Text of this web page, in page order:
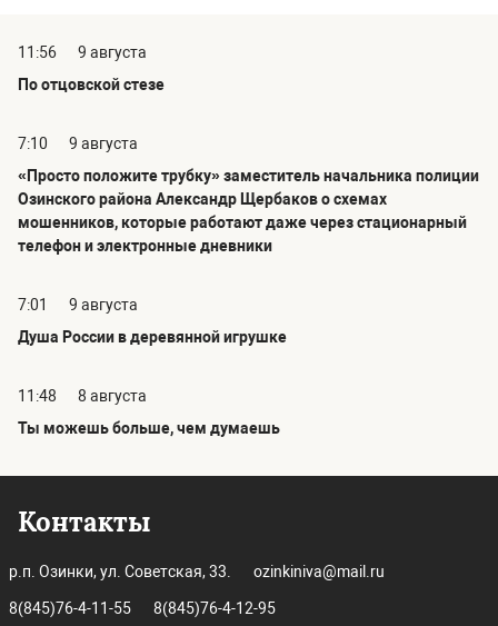
11:56
9 августа
По отцовской стезе
7:10
9 августа
«Просто положите трубку» заместитель начальника полиции
Озинского района Александр Щербаков о схемах
мошенников, которые работают даже через стационарный
телефон и электронные дневники
7:01
9 августа
Душа России в деревянной игрушке
11:48
8 августа
Ты можешь больше, чем думаешь
Контакты
р.п. Озинки, ул. Советская, 33. ozinkiniva@mail.ru
8(845)76-4-11-55 8(845)76-4-12-95